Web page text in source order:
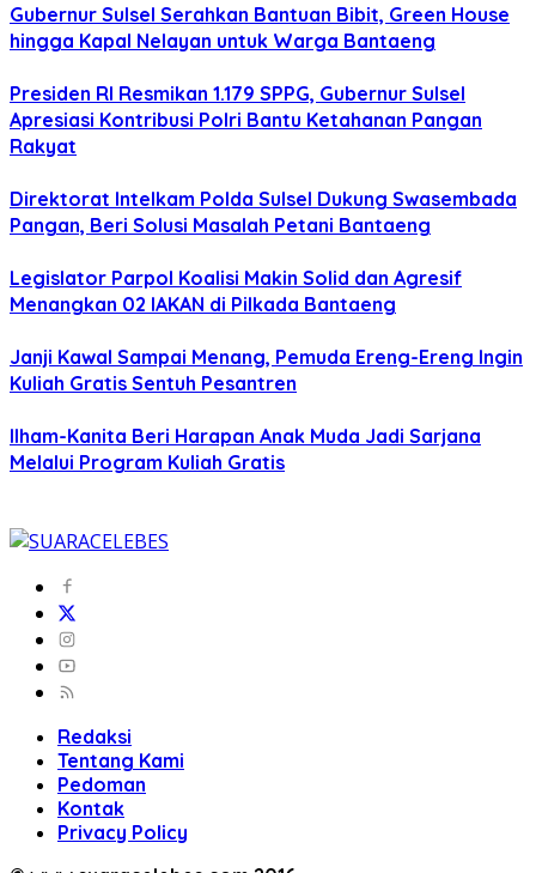
Gubernur Sulsel Serahkan Bantuan Bibit, Green House
hingga Kapal Nelayan untuk Warga Bantaeng
Presiden RI Resmikan 1.179 SPPG, Gubernur Sulsel
Apresiasi Kontribusi Polri Bantu Ketahanan Pangan
Rakyat
Direktorat Intelkam Polda Sulsel Dukung Swasembada
Pangan, Beri Solusi Masalah Petani Bantaeng
Legislator Parpol Koalisi Makin Solid dan Agresif
Menangkan 02 IAKAN di Pilkada Bantaeng
Janji Kawal Sampai Menang, Pemuda Ereng-Ereng Ingin
Kuliah Gratis Sentuh Pesantren
Ilham-Kanita Beri Harapan Anak Muda Jadi Sarjana
Melalui Program Kuliah Gratis
Redaksi
Tentang Kami
Pedoman
Kontak
Privacy Policy